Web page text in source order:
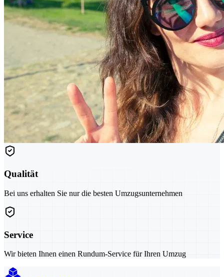
Qualität
Bei uns erhalten Sie nur die besten Umzugsunternehmen
Service
Wir bieten Ihnen einen Rundum-Service für Ihren Umzug